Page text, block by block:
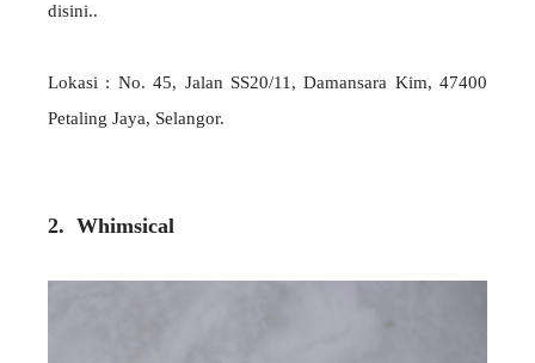
disini..
Lokasi : No. 45, Jalan SS20/11, Damansara Kim, 47400
Petaling Jaya, Selangor.
2. Whimsical